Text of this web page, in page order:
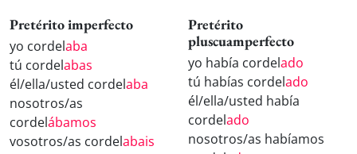
Pretérito imperfecto
yo cordelaba
tú cordelabas
él/ella/usted cordelaba
nosotros/as
cordelábamos
vosotros/as cordelabais
Pretérito
pluscuamperfecto
yo había cordelado
tú habías cordelado
él/ella/usted había
cordelado
nosotros/as habíamos